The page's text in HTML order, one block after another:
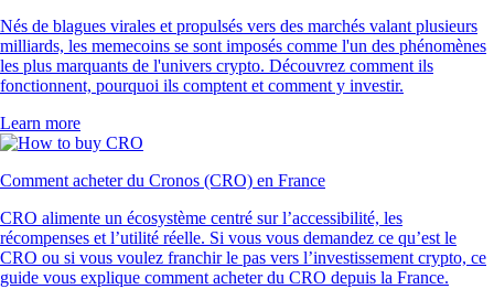
Nés de blagues virales et propulsés vers des marchés valant plusieurs
milliards, les memecoins se sont imposés comme l'un des phénomènes
les plus marquants de l'univers crypto. Découvrez comment ils
fonctionnent, pourquoi ils comptent et comment y investir.
Learn more
Comment acheter du Cronos (CRO) en France
CRO alimente un écosystème centré sur l’accessibilité, les
récompenses et l’utilité réelle. Si vous vous demandez ce qu’est le
CRO ou si vous voulez franchir le pas vers l’investissement crypto, ce
guide vous explique comment acheter du CRO depuis la France.